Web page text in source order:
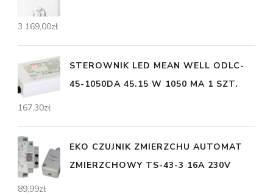
3 169,00zł
STEROWNIK LED MEAN WELL ODLC-
45-1050DA 45.15 W 1050 MA 1 SZT.
167,30zł
EKO CZUJNIK ZMIERZCHU AUTOMAT
ZMIERZCHOWY TS-43-3 16A 230V
89,99zł